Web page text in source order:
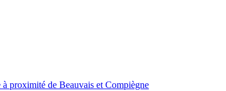
proximité de Beauvais et Compiègne